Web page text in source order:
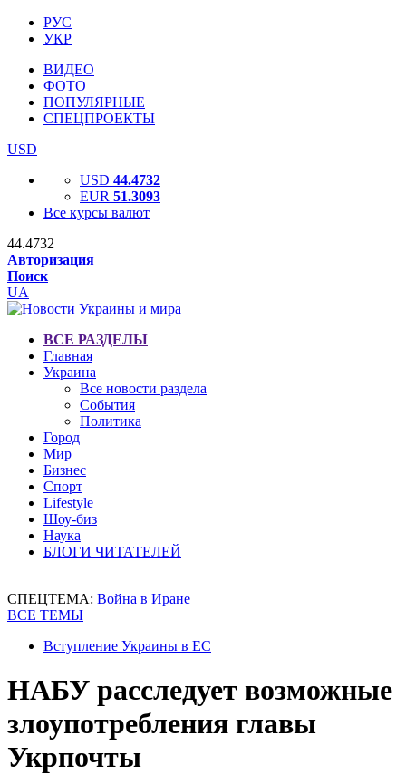
РУС
УКР
ВИДЕО
ФОТО
ПОПУЛЯРНЫЕ
СПЕЦПРОЕКТЫ
USD
USD 44.4732
EUR 51.3093
Все курсы валют
44.4732
Авторизация
Поиск
UA
ВСЕ РАЗДЕЛЫ
Главная
Украина
Все новости раздела
События
Политика
Город
Мир
Бизнес
Спорт
Lifestyle
Шоу-биз
Наука
БЛОГИ ЧИТАТЕЛЕЙ
СПЕЦТЕМА: Война в Иране
ВСЕ ТЕМЫ
Вступление Украины в ЕС
НАБУ расследует возможные
злоупотребления главы
Укрпочты